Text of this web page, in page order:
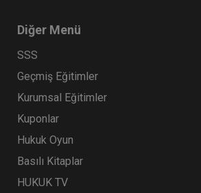
Diğer Menü
SSS
Geçmiş Eğitimler
Kurumsal Eğitimler
Kuponlar
Hukuk Oyun
Basılı Kitaplar
HUKUK TV